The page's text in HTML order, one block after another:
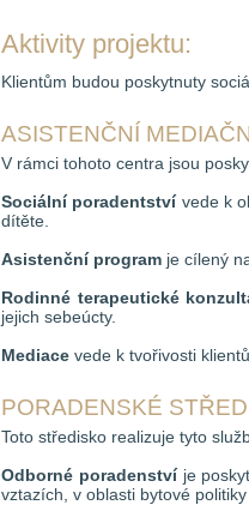
Aktivity projektu:
Klientům budou poskytnuty
ASISTENČNÍ
V rámci tohoto centra jsou
Sociální poradentstvívede k
dítěte.
Asistenční program je cílený
Rodinné terapeutické
jejich sebeúcty.
Mediace vede k tvořivosti
PORADENSKÉ
Toto středisko realizuje tyto
Odborné poradenstvíje
vztazích, v oblasti bytové